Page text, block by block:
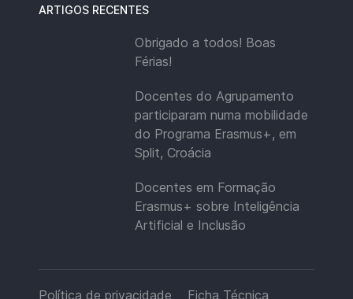
ARTIGOS RECENTES
Obrigado a todos! Boas
Férias!
Docentes do Agrupamento
participaram numa mobilidade
do Programa Erasmus+, em
Split, Croácia
Docentes em Formação
Erasmus+ sobre Inteligência
Artificial e Inclusão
Política de privacidade Ficha Técnica